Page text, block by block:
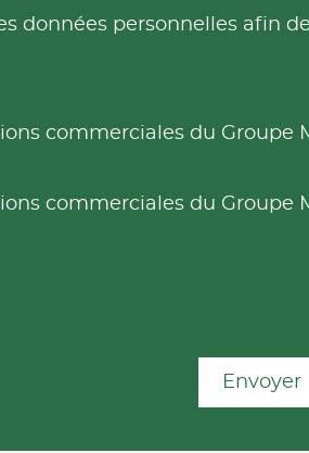
données personnelles afin
commerciales du Groupe
commerciales du Groupe
Envoyer